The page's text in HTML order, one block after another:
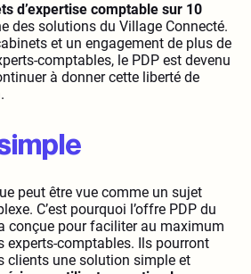
d’expertise comptable sur 10
des solutions du Village Connecté.
et un engagement de plus de
comptables, le PDP est devenu
à donner cette liberté de
peut être vue comme un sujet
C’est pourquoi l’offre PDP du
conçue pour faciliter au maximum
experts-comptables. Ils pourront
clients une solution simple et